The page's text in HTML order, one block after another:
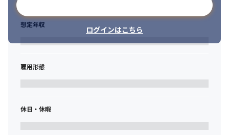
シリーズ販売累計数1,700万個を突破した大人気シリーズです。
ログインはこちら
想定年収
雇用形態
休日・休暇